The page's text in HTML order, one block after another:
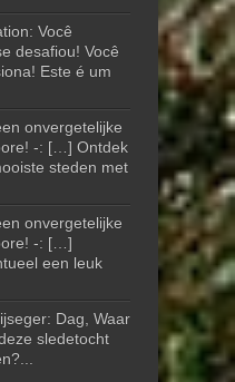
Você
desafiou! Você
Este é um
onvergetelijke
-: […] Ontdek
steden met
onvergetelijke
-: […]
een leuk
Dag, Waar
sledetocht